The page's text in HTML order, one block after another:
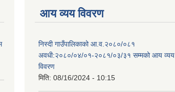
आय व्यय विवरण
निस्दी गाउँपालिकाको आ.व.२०८०/०८१
अवधी:२०८०/०४/०१-२०८१/०३/३१ सम्मको आय व्यय
विवरण
मिति: 08/16/2024 - 10:15